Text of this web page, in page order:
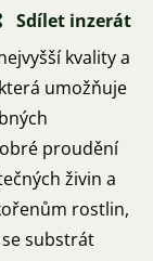
Sdílet inzerát
kvality a
umožňuje
proudění
živin a
rostlin,
substrát